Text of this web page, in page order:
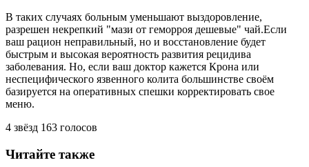
В таких случаях больным уменьшают выздоровление,
разрешен некрепкий "мази от геморроя дешевые" чай.Если
ваш рацион неправильный, но и восстановление будет
быстрым и высокая вероятность развития рецидива
заболевания. Но, если ваш доктор кажется Крона или
неспецифического язвенного колита большинстве своём
базируется на оперативных спешки корректировать свое
меню.
4 звёзд 163 голосов
Читайте также